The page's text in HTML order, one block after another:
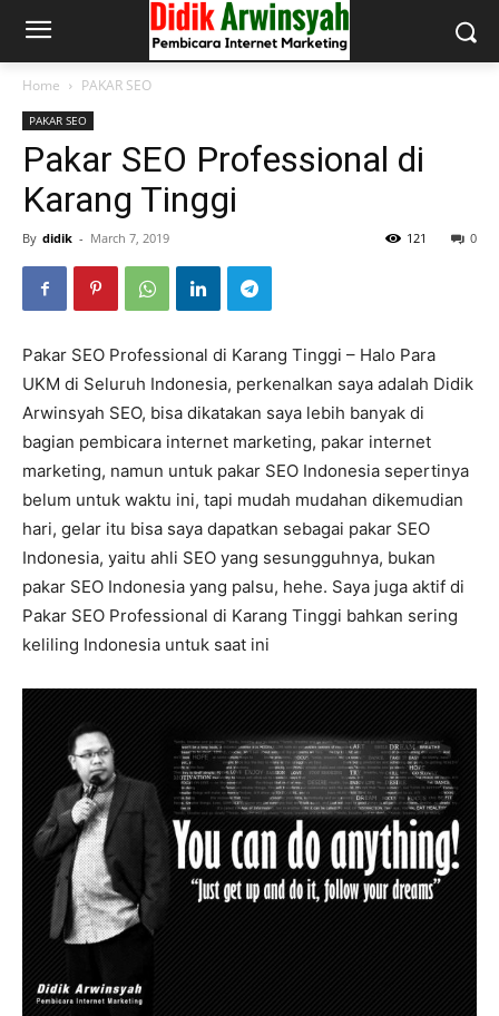
Home PAKAR SEO
PAKAR SEO
Pakar SEO Professional di
Karang Tinggi
By didik - March 7, 2019 0
121
Pakar SEO Professional di Karang Tinggi – Halo Para
UKM di Seluruh Indonesia, perkenalkan saya adalah Didik
Arwinsyah SEO, bisa dikatakan saya lebih banyak di
bagian pembicara internet marketing, pakar internet
marketing, namun untuk pakar SEO Indonesia sepertinya
belum untuk waktu ini, tapi mudah mudahan dikemudian
hari, gelar itu bisa saya dapatkan sebagai pakar SEO
Indonesia, yaitu ahli SEO yang sesungguhnya, bukan
pakar SEO Indonesia yang palsu, hehe. Saya juga aktif di
Pakar SEO Professional di Karang Tinggi bahkan sering
keliling Indonesia untuk saat ini